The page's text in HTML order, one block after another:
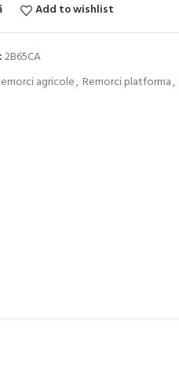
Add to wishlist
2B65CA
agricole, Remorci platforma,